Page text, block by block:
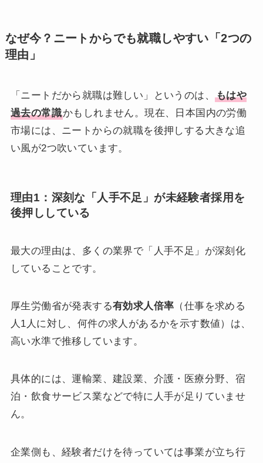
なぜ今？ニートからでも就職しやすい「2つの
理由」
「ニートだから就職は難しい」というのは、
もはや
過去の常識かもしれません。現在、日本国内の労働
市場には、ニートからの就職を後押しする大きな追
い風が2つ吹いています。
理由1：深刻な「人手不足」が未経験者採用を
後押ししている
最大の理由は、多くの業界で「人手不足」が深刻化
していることです。
厚生労働省が発表する有効求人倍率 （仕事を求める
人1人に対し、何件の求人があるかを示す数値）は、
高い水準で推移しています。
具体的には、運輸業、建設業、介護・医療分野、宿
泊・飲食サービス業などで特に人手が足りていませ
ん。
企業側も、経験者だけを待っていては事業が立ち行